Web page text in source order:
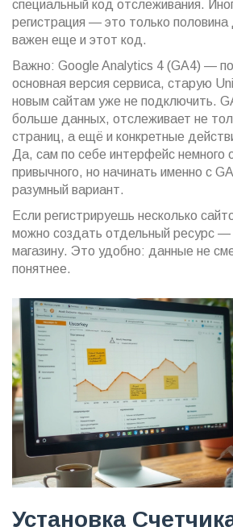
специальный код отслеживания.
регистрация — это только
важен еще и этот код.
Важно: Google Analytics 4 (GA4) —
основная версия сервиса, старую
новым сайтам уже не подключить.
больше данных, отслеживает не
страниц, а ещё и конкретные
Да, сам по себе интерфейс немного
привычного, но начинать именно с
разумный вариант.
Если регистрируешь несколько
можно создать отдельный ресурс —
магазину. Это удобно: данные не
понятнее.
Установка